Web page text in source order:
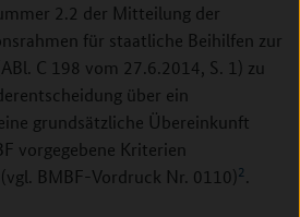
2.2 der Mitteilung der
für staatliche Beihilfen zur
C 198 vom 27.6.2014, S. 1) zu
über ein
grundsätzliche Übereinkunft
vorgegebene Kriterien
BMBF-Vordruck Nr. 0110)2.